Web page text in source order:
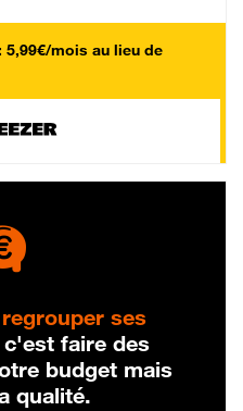
5,99€/mois au lieu de
regrouper ses
c'est faire des
budget mais
qualité.